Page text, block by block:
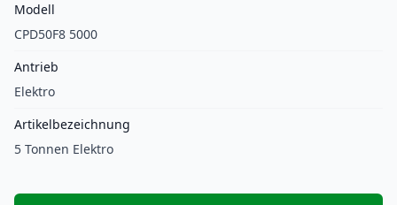
Modell
CPD50F8 5000
Antrieb
Elektro
Artikelbezeichnung
5 Tonnen Elektro